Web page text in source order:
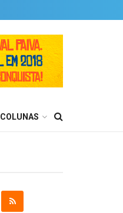
COLUNAS